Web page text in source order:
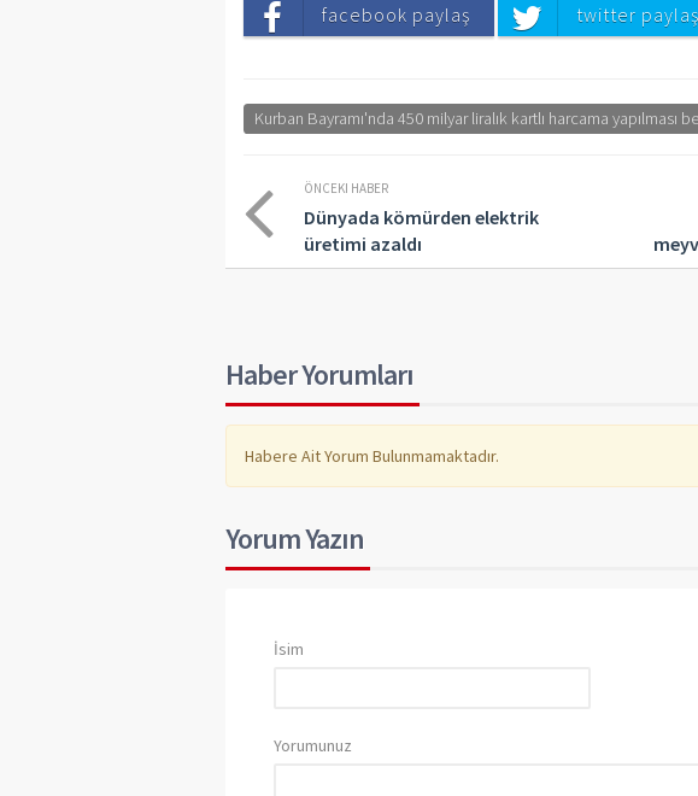
facebook paylaş twitter paylaş
Kurban Bayramı'nda 450 milyar liralık kartlı harcama yapılması
ÖNCEKI HABER
Dünyada kömürden elektrik
üretimi azaldı
Haber Yorumları
Habere Ait Yorum Bulunmamaktadır.
Yorum Yazın
İsim
Yorumunuz